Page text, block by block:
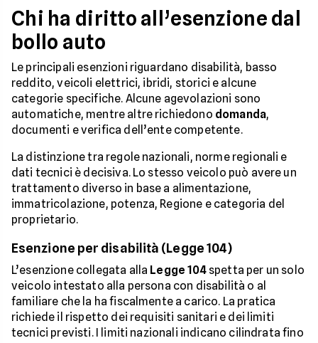
Chi ha diritto all’esenzione dal
bollo auto
Le principali esenzioni riguardano disabilità, basso
reddito, veicoli elettrici, ibridi, storici e alcune
categorie specifiche. Alcune agevolazioni sono
automatiche, mentre altre richiedono domanda,
documenti e verifica dell’ente competente.
La distinzione tra regole nazionali, norme regionali e
dati tecnici è decisiva. Lo stesso veicolo può avere un
trattamento diverso in base a alimentazione,
immatricolazione, potenza, Regione e categoria del
proprietario.
Esenzione per disabilità (Legge 104)
L’esenzione collegata alla Legge 104spetta per un solo
veicolo intestato alla persona con disabilità o al
familiare che la ha fiscalmente a carico. La pratica
richiede il rispetto dei requisiti sanitari e dei limiti
tecnici previsti. I limiti nazionali indicano cilindrata fino